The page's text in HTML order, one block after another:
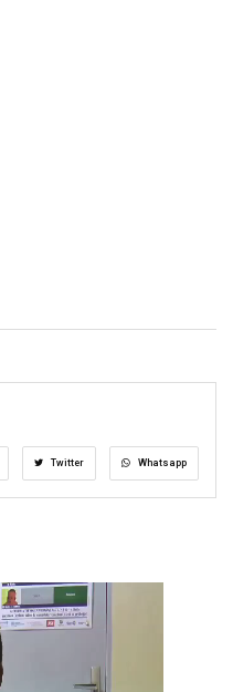
Twitter Whatsapp